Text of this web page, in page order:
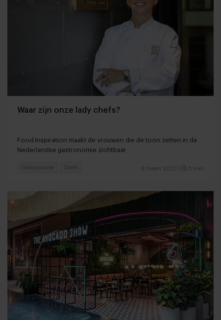
Waar zijn onze lady chefs?
Food Inspiration maakt de vrouwen die de toon zetten in de
Nederlandse gastronomie zichtbaar
8 maart 2022 5 min
Gastronomie Chefs